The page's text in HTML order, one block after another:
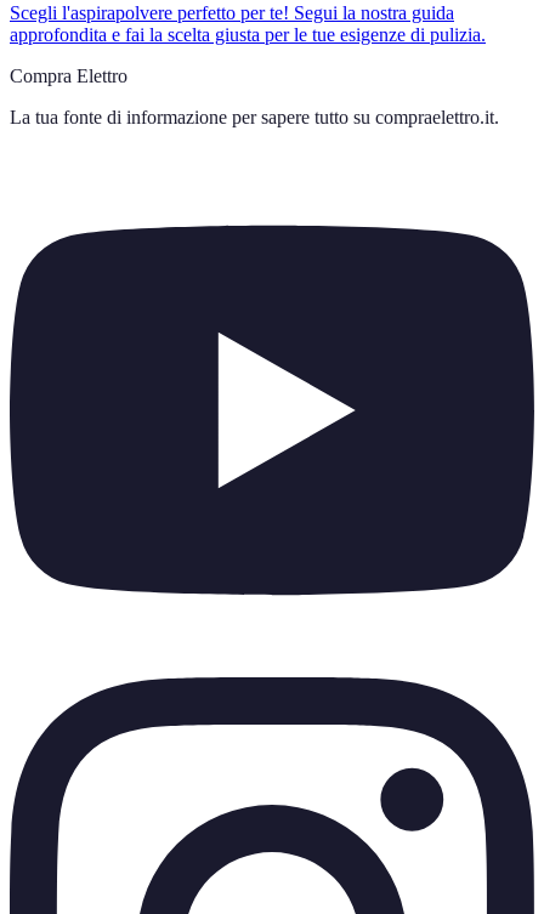
Scegli l'aspirapolvere perfetto per te! Segui la nostra guida
approfondita e fai la scelta giusta per le tue esigenze di pulizia.
Compra Elettro
La tua fonte di informazione per sapere tutto su compraelettro.it.